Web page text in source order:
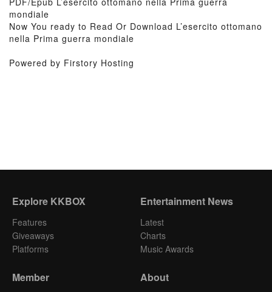
mondiale
Now You ready to Read Or Download L’esercito ottomano
nella Prima guerra mondiale
Powered by Firstory Hosting
Explore KKBOX
Features
Giveaways
Platforms
Entertainment News
Latest
Charts
Music Awards
Member About